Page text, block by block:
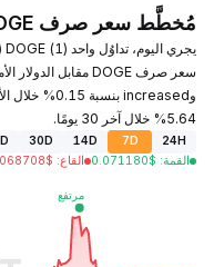
مُخطَّط سعر صرف DOGE مقابل الدولار الأمريكي
5.64% خلال آخر 30 يومًا.
24H
7D
14D
30D
60D
القمة:
$
0.071180 القاع:
$